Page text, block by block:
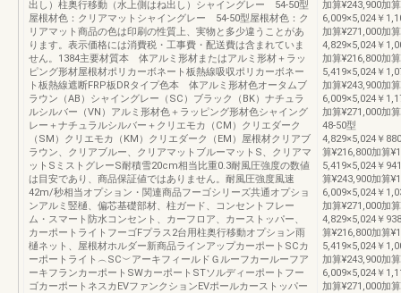
出し）柱奥行移動（水上側はね出し）シャイングレー 54-50型
屋根材色：クリアマットシャイングレー 54-50型屋根材色：ク
リアマット商品の色は印刷の性質上、実物と多少違うことがあ
ります。表示価格には消費税・工事費・配送費は含まれていま
せん。1384主要材質本 体アルミ形材またはアルミ形材＋ラッ
ピング形材屋根材ポリカーボネート板熱線吸収ポリカーボネー
ト板熱線遮断FRP板DRタイプ色本 体アルミ形材色オータムブ
ラウン（AB）シャイングレー（SC）ブラック（BK）ナチュラ
ルシルバー（VN）アルミ形材色＋ラッピング形材色シャイング
レー＋ナチュラルシルバー＋クリエモカ（CM）クリエダーク
（SM）クリエモカ（KM）クリエダーク（EM）屋根材クリアブ
ラウン、クリアブルー、クリアマットブルーマットS、クリアマ
ットSミストグレーS耐積雪20cm相当比重0.3耐風圧強度の数値
は目安であり、商品保証値ではありません。耐風圧強度風速
42m/秒相当オプション・関連商品フーゴシリーズ共通オプショ
ンアルミ竪樋、偏芯基礎部材、柱ガード、コンセントフレー
ム・スマート防水コンセント、カーフロア、カーストッパー、
カーポートライトフーゴFプラス2台用柱奥行移動オプション雨
樋ネット、屋根材ホルダー新商品ラインアップカーポートSCカ
ーポートライト︵SC︶アーキフィールドＧルーフカールーフア
ーキフランカーポートSWカーポートSTソルディーポートフー
ゴカーポートネスカEVファンクションEVポールカーストッパー
加算¥243,900加
6,009×5,024￥
加算¥271,000加
4,829×5,024￥
加算¥216,800加
5,419×5,024￥
加算¥243,900加
6,009×5,024￥
加算¥271,000加
48-50型
4,829×5,024￥
算¥216,800加算
5,419×5,024￥
算¥243,900加算
6,009×5,024￥
加算¥271,000加
4,829×5,024￥
算¥216,800加算
5,419×5,024￥
加算¥243,900加
6,009×5,024￥
加算¥271,000加